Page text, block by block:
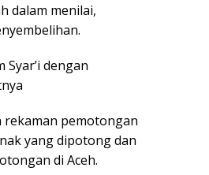
dalam menilai,
dengan
rekaman pemotongan
yang dipotong dan
di Aceh.